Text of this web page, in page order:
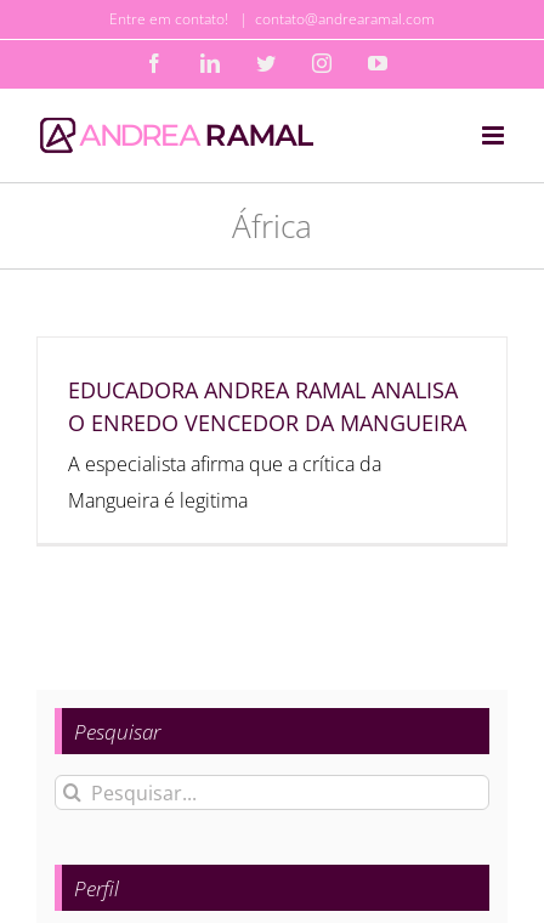
o
conteúdo
Entre em contato! | contato@andrearamal.com
FacebookLinkedInTwitterInstagramYouTube
África
EDUCADORA ANDREA RAMAL ANALISA
O ENREDO VENCEDOR DA MANGUEIRA
A especialista afirma que a crítica da
Mangueira é legitima
Pesquisar
Buscar
para:
Perfil